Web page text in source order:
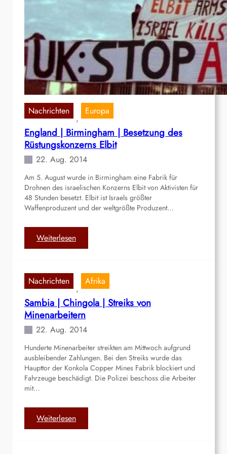
Nachrichten
,
Europa
England | Birmingham | Besetzung des
Rüstungskonzerns Elbit
22. Aug. 2014
Am 5. August wurde in Birmingham eine Fabrik für
Drohnen des israelischen Konzerns Elbit von Aktivisten für
48 Stunden besetzt. Elbit ist Israels größter
Waffenproduzent und der weltgrößte Produzent…
Weiterlesen:
E
a
n
d
|
B
i
r
m
h
Nachrichten
,
Afrika
Sambia | Chingola | Streiks von
Minenarbeitern
22. Aug. 2014
Hunderte Minenarbeiter streikten am Mittwoch aufgrund
ausbleibender Zahlungen. Bei den Streiks wurde das
Haupttor der Konkola Copper Mines Fabrik blockiert und
Fahrzeuge beschädigt. Die Polizei beschoss die Arbeiter
mit…
Weiterlesen:
S